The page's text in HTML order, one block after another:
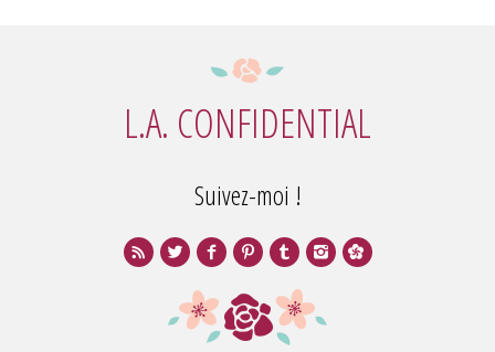
L.A. CONFIDENTIAL
Suivez-moi !